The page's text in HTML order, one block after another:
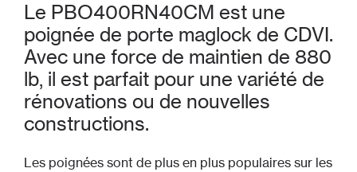
Le PBO400RN40CM est une
poignée de porte maglock de CDVI.
Avec une force de maintien de 880
lb, il est parfait pour une variété de
rénovations ou de nouvelles
constructions.
Les poignées sont de plus en plus populaires sur les